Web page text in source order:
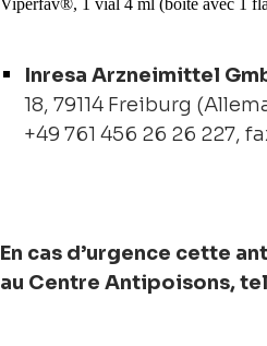
Viperfav®, 1 vial 4 ml (boîte avec 1
Inresa Arzneimittel
18, 79114 Freiburg
+49 761 456 26 26 227,
En cas d’urgence cette
au Centre Antipoisons,